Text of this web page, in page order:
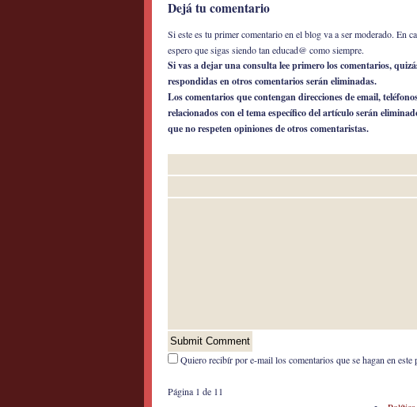
Dejá tu comentario
Si este es tu primer comentario en el blog va a ser moderado. En
espero que sigas siendo tan educad@ como siempre.
Si vas a dejar una consulta lee primero los comentarios,
respondidas en otros comentarios serán eliminadas.
Los comentarios que contengan direcciones de email,
relacionados con el tema específico del artículo serán
que no respeten opiniones de otros comentaristas.
Quiero recibír por e-mail los comentarios que se hagan en este
Página 1 de 1 1